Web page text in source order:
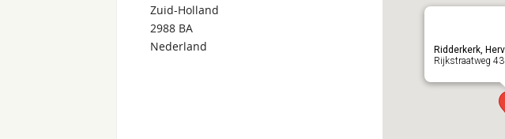
Ridderkerk,
Rijkstraatweg
Zuid-Holland
2988 BA
Nederland